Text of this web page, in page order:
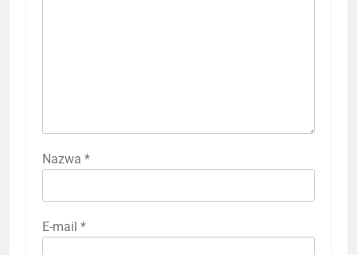
Nazwa *
E-mail *